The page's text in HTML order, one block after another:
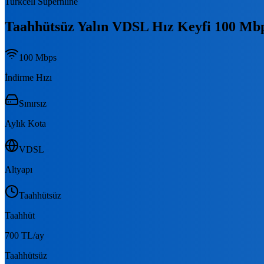
Taahhütsüz Yalın VDSL Hız Keyfi 100
100 Mbps
İndirme Hızı
Sınırsız
Aylık Kota
VDSL
Altyapı
Taahhütsüz
Taahhüt
700 TL/ay
Taahhütsüz